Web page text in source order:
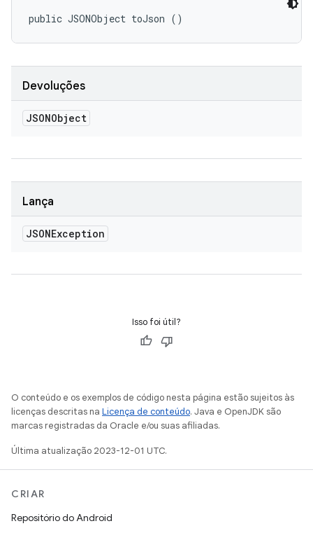
public JSONObject toJson ()
Devoluções
JSONObject
Lança
JSONException
Isso foi útil?
O conteúdo e os exemplos de código nesta página estão sujeitos às
licenças descritas na Licença de conteúdo. Java e OpenJDK são
marcas registradas da Oracle e/ou suas afiliadas.
Última atualização 2023-12-01 UTC.
CRIAR
Repositório do Android